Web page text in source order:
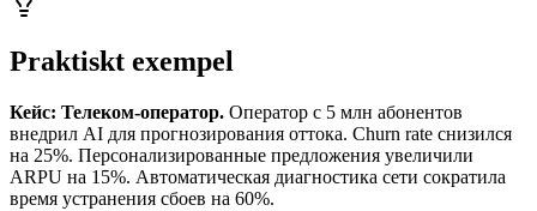
Praktiskt exempel
Кейс: Телеком-оператор. Оператор с 5 млн абонентов
внедрил AI для прогнозирования оттока. Churn rate снизился
на 25%. Персонализированные предложения увеличили
ARPU на 15%. Автоматическая диагностика сети сократила
время устранения сбоев на 60%.